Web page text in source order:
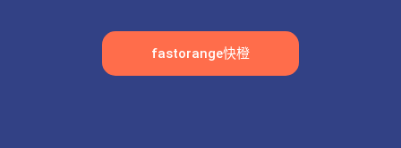
fastorange快橙